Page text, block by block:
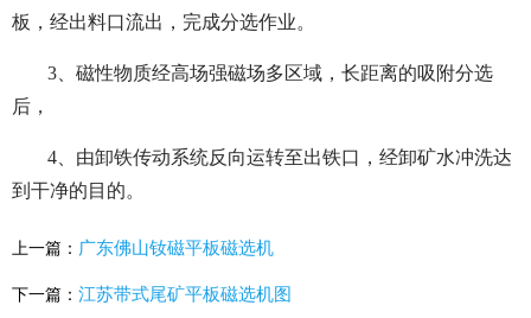
板，经出料口流出，完成分选作业。
3、磁性物质经高场强磁场多区域，长距离的吸附分选
后，
4、由卸铁传动系统反向运转至出铁口，经卸矿水冲洗达
到干净的目的。
上一篇： 广东佛山钕磁平板磁选机
下一篇： 江苏带式尾矿平板磁选机图